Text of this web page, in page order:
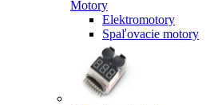
Motory
Elektromotory
Spaľovacie motory